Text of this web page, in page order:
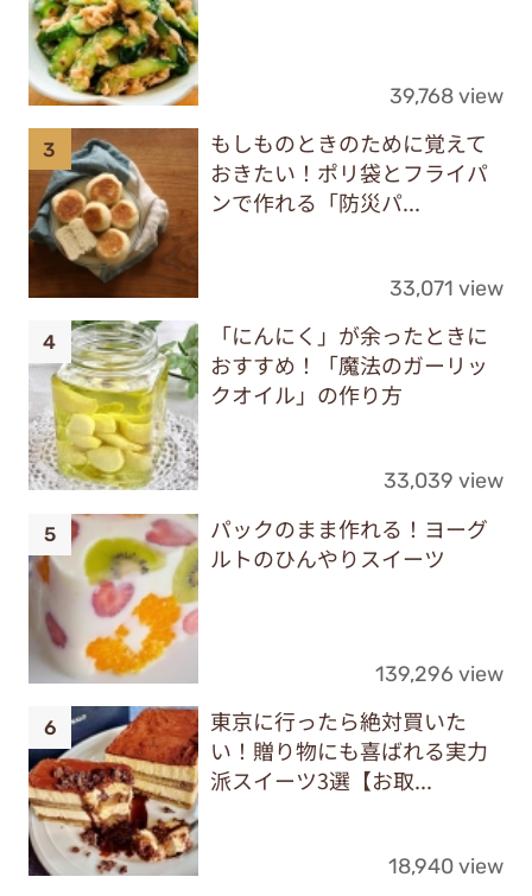
39,768 view
もしものときのために覚えて
おきたい！ポリ袋とフライパ
ンで作れる「防災パ...
33,071 view
「にんにく」が余ったときに
おすすめ！「魔法のガーリッ
クオイル」の作り方
33,039 view
パックのまま作れる！ヨーグ
ルトのひんやりスイーツ
139,296 view
東京に行ったら絶対買いた
い！贈り物にも喜ばれる実力
派スイーツ3選【お取...
18,940 view